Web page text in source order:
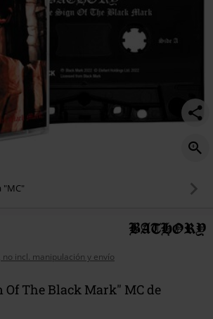
"MC"
no incl. manipulación y envío
Of The Black Mark" MC de